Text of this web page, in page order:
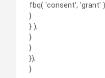
fbq( 'consent', 'grant'
}
} );
}
}
});
}